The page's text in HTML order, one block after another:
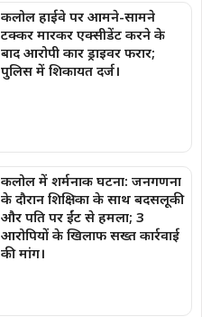
कलोल हाईवे पर आमने-सामने
टक्कर मारकर एक्सीडेंट करने के
बाद आरोपी कार ड्राइवर फरार;
पुलिस में शिकायत दर्ज।
कलोल में शर्मनाक घटना: जनगणना
के दौरान शिक्षिका के साथ बदसलूकी
और पति पर ईंट से हमला; 3
आरोपियों के खिलाफ सख्त कार्रवाई
की मांग।